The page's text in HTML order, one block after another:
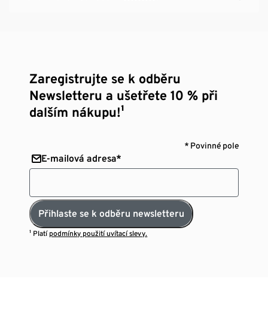
Zaregistrujte se k odběru
Newsletteru a ušetřete 10 % při
dalším nákupu!¹
* Povinné pole
E-mailová adresa*
Přihlaste se k odběru newsletteru
¹ Platí podmínky použití uvítací slevy.